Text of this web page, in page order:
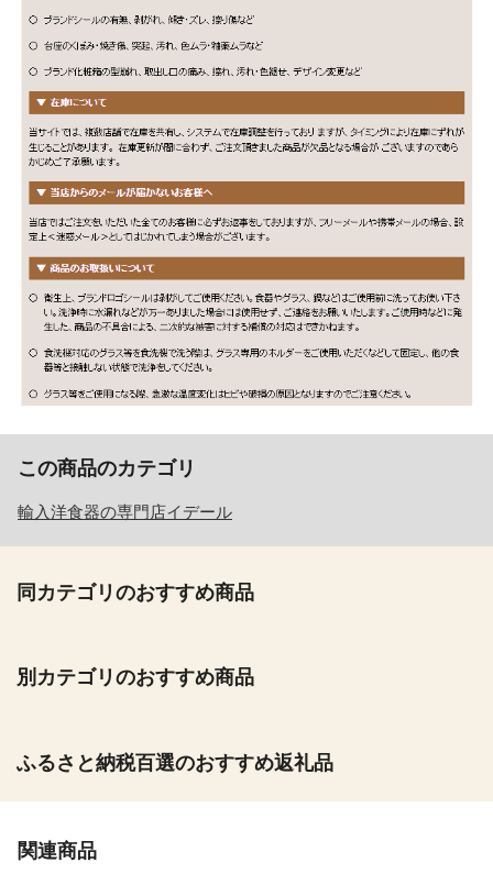
この商品のカテゴリ
輸入洋食器の専門店イデール
同カテゴリのおすすめ商品
別カテゴリのおすすめ商品
ふるさと納税百選のおすすめ返礼品
関連商品